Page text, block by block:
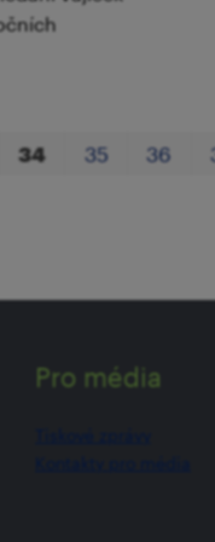
34 35 36
Pro média